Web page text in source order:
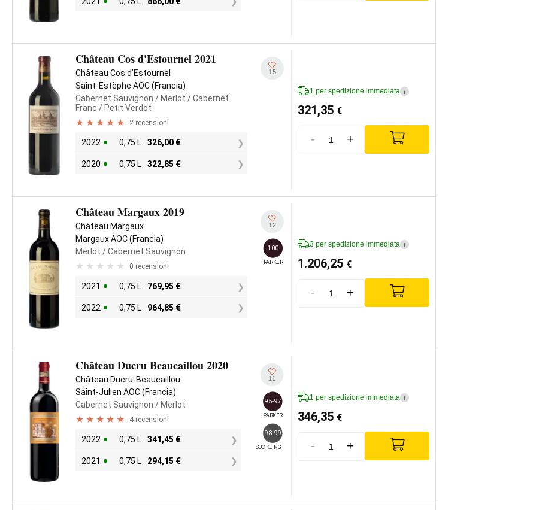
Château Cos d'Estournel 2021
Château Cos d'Estournel
Saint-Estèphe AOC (Francia)
Cabernet Sauvignon / Merlot / Cabernet
Franc / Petit Verdot
2 recensioni
2022 0,75 L 326,00 €
2020 0,75 L 322,85 €
15
1 per spedizione immediata i
321,35 €
- +
Château Margaux 2019
Château Margaux
Margaux AOC (Francia)
Merlot / Cabernet Sauvignon
0 recensioni
2021 0,75 L 769,95 €
2022 0,75 L 964,85 €
12
100
PARKER
3 per spedizione immediata i
1.206,25 €
- +
Château Ducru Beaucaillou 2020
Château Ducru-Beaucaillou
Saint-Julien AOC (Francia)
Cabernet Sauvignon / Merlot
4 recensioni
2022 0,75 L 341,45 €
2021 0,75 L 294,15 €
11
95-97
PARKER
98-99
SUCKLING
1 per spedizione immediata i
346,35 €
- +